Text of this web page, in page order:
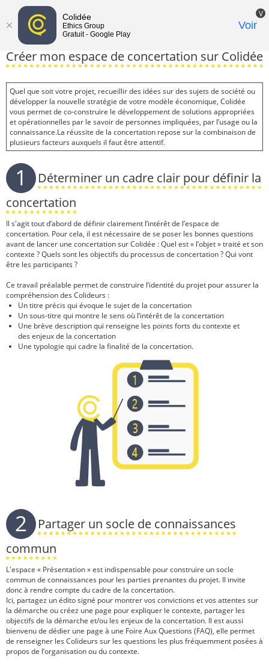
V
Toggle
Créer mon espace de concertation sur Colidée
Quel que soit votre projet, recueillir des idées sur des sujets de société ou
développer la nouvelle stratégie de votre modèle économique, Colidée
vous permet de co-construire le développement de solutions appropriées
et opérationnelles par le savoir de personnes impliquées, par l’usage ou la
connaissance.La réussite de la concertation repose sur la combinaison de
plusieurs facteurs auxquels il faut être attentif.
1
Déterminer un cadre clair pour définir la
concertation
Il s'agit tout d’abord de définir clairement l’intérêt de l’espace de
concertation. Pour cela, il est nécessaire de se poser les bonnes questions
avant de lancer une concertation sur Colidée : Quel est « l’objet » traité et son
contexte ? Quels sont les objectifs du processus de concertation ? Qui vont
être les participants ?
Ce travail préalable permet de construire l’identité du projet pour assurer la
compréhension des Colideurs :
Un titre précis qui évoque le sujet de la concertation
Un sous-titre qui montre le sens où l’intérêt de la concertation
Une brève description qui renseigne les points forts du contexte et
des enjeux de la concertation
Une typologie qui cadre la finalité de la concertation.
2
Partager un socle de connaissances
commun
L'espace « Présentation » est indispensable pour construire un socle
commun de connaissances pour les parties prenantes du projet. Il invite
donc à rendre compte du cadre de la concertation.
Ici, partagez un édito signé pour montrer vos convictions et vos attentes sur
la démarche ou créez une page pour expliquer le contexte, partager les
objectifs de la démarche et/ou les enjeux de la concertation. Il est aussi
bienvenu de dédier une page à une Foire Aux Questions (FAQ), elle permet
de renseigner les Colideurs sur les questions les plus fréquemment posées à
propos de l’organisation ou du contexte.
Colidée
Ethics Group
Gratuit - Google Play
Voir